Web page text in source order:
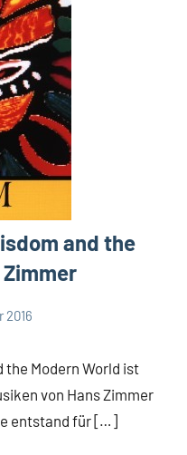
and the
Zimmer
2016
the Modern World ist
von Hans Zimmer
entstand für […]